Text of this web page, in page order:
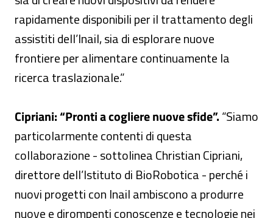
rapidamente disponibili per il trattamento degli
assistiti dell’Inail, sia di esplorare nuove
frontiere per alimentare continuamente la
ricerca traslazionale.”
Cipriani: “Pronti a cogliere nuove sfide”.“Siamo
particolarmente contenti di questa
collaborazione - sottolinea Christian Cipriani,
direttore dell’Istituto di BioRobotica - perché i
nuovi progetti con Inail ambiscono a produrre
nuove e dirompenti conoscenze e tecnologie nei